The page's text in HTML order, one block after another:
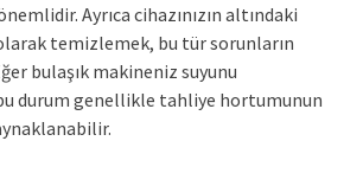
Ayrıca cihazınızın altındaki
temizlemek, bu tür sorunların
bulaşık makineniz suyunu
durum genellikle tahliye hortumunun